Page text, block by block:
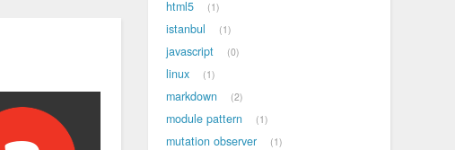
html5 1
istanbul 1
javascript 0
linux 1
markdown 2
module pattern 1
mutation observer 1